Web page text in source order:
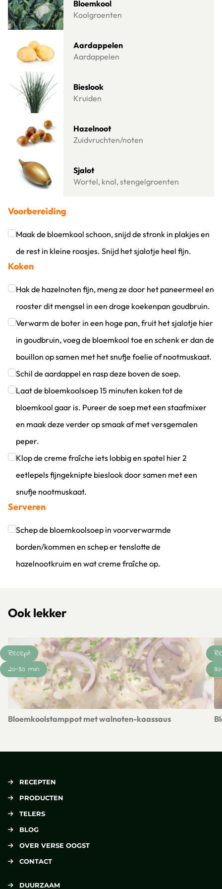
Bloemkool
Koolgroenten
Aardappelen
Aardappelen
Bieslook
Kruiden
Lees meer over Bieslook
Hazelnoot
Zuidvruchten/noten
Lees meer over Hazelnoot
Sjalot
Wortel, knol, stengelgroenten
Lees meer over Sjalot
Voorbereiding
Maak de bloemkool schoon, snijd de stronk in plakjes en
de rest in kleine roosjes. Snijd het sjalotje heel fijn.
Klik om dit selectievakje aan te vinken
Koken
Hak de hazelnoten fijn, meng ze door het paneermeel en
rooster dit mengsel in een droge koekenpan goudbruin.
Klik om dit selectievakje aan te vinken
Verwarm de boter in een hoge pan, fruit het sjalotje hier
in goudbruin, voeg de bloemkool toe en schenk er dan de
bouillon op samen met het snufje foelie of nootmuskaat.
Klik om dit selectievakje aan te vinken
Schil de aardappel en rasp deze boven de soep.
Klik om dit selectievakje aan te vinken
Laat de bloemkoolsoep 15 minuten koken tot de
bloemkool gaar is. Pureer de soep met een staafmixer
en maak deze verder op smaak af met versgemalen
peper.
Klik om dit selectievakje aan te vinken
Klop de creme fraîche iets lobbig en spatel hier 2
eetlepels fijngeknipte bieslook door samen met een
snufje nootmuskaat.
Klik om dit selectievakje aan te vinken
Serveren
Schep de bloemkoolsoep in voorverwarmde
borden/kommen en schep er tenslotte de
hazelnootkruim en wat creme fraîche op.
Ook lekker
Bloemkoolstamppot met walnoten-kaassaus
Recept
20-30 min
RECEPTEN
PRODUCTEN
TELERS
BLOG
OVER VERSE OOGST
CONTACT
DUURZAAM